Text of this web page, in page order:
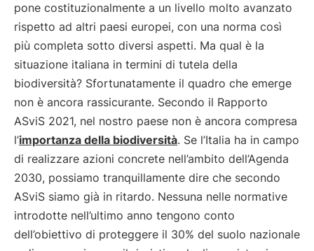
pone costituzionalmente a un livello molto avanzato
rispetto ad altri paesi europei, con una norma così
più completa sotto diversi aspetti. Ma qual è la
situazione italiana in termini di tutela della
biodiversità? Sfortunatamente il quadro che emerge
non è ancora rassicurante. Secondo il Rapporto
ASviS 2021, nel nostro paese non è ancora compresa
l’importanza della biodiversità. Se l’Italia ha in campo
di realizzare azioni concrete nell’ambito dell’Agenda
2030, possiamo tranquillamente dire che secondo
ASviS siamo già in ritardo. Nessuna nelle normative
introdotte nell’ultimo anno tengono conto
dell’obiettivo di proteggere il 30% del suolo nazionale